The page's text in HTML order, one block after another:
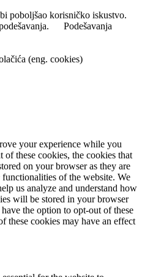
poboljšao korisničko iskustvo.
Podešavanja
(eng. cookies)
your experience while you
these cookies, the cookies that
on your browser as they are
of the website. We
us analyze and understand how
will be stored in your browser
the option to opt-out of these
these cookies may have an effect